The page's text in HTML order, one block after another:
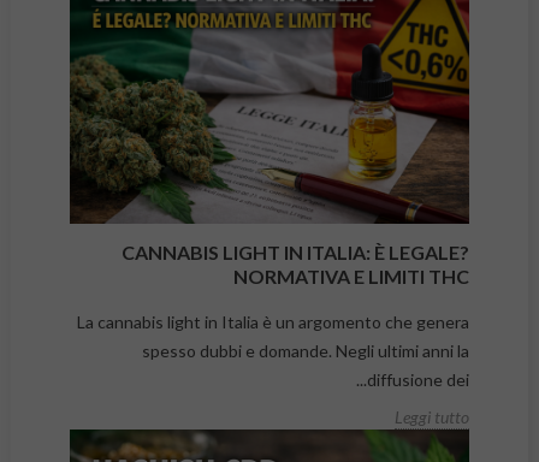
CANNABIS LIGHT IN ITALIA: È LEGALE?
NORMATIVA E LIMITI THC
La cannabis light in Italia è un argomento che genera
spesso dubbi e domande. Negli ultimi anni la
diffusione dei...
Leggi tutto